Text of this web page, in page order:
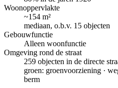
Woonoppervlakte
~154 m²
mediaan, o.b.v. 15 objecten
Gebouwfunctie
Alleen woonfunctie
Omgeving rond de straat
259 objecten in de directe
groen: groenvoorziening ·
berm